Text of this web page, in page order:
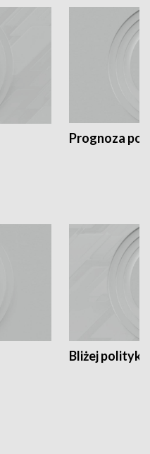
Prognoza
Bliżej polityki